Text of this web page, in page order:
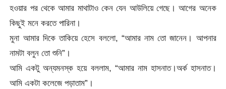
হওয়ার পর থেকে আমার মাথাটাও কেন যেন আউলিয়ে গেছে। আগের অনেক
কিছুই মনে করতে পারিনা।
মুনা আমার দিকে তাকিয়ে হেসে বললো, “আমার নাম তো জানেন। আপনার
নামটা বলুন তো শুনি”।
আমি একটু অন্যমনস্ক হয়ে বললাম, “আমার নাম হাসনাত।অর্ক হাসনাত।
আমি একটা কলেজে পড়াতাম”।